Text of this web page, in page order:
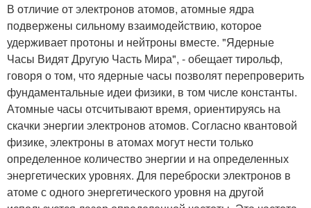
В отличие от электронов атомов, атомные ядра
подвержены сильному взаимодействию, которое
удерживает протоны и нейтроны вместе. "Ядерные
Часы Видят Другую Часть Мира", - обещает тирольф,
говоря о том, что ядерные часы позволят перепроверить
фундаментальные идеи физики, в том числе константы.
Атомные часы отсчитывают время, ориентируясь на
скачки энергии электронов атомов. Согласно квантовой
физике, электроны в атомах могут нести только
определенное количество энергии и на определенных
энергетических уровнях. Для переброски электронов в
атоме с одного энергетического уровня на другой